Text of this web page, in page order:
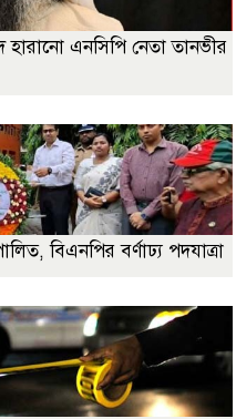
হারানো এনসিপি নেতা তানভীর
বিএনপির বর্ণাঢ্য পদযাত্রা